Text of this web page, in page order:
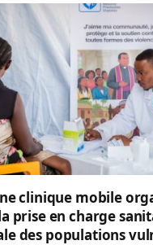
clinique mobile
prise en charge
des populations